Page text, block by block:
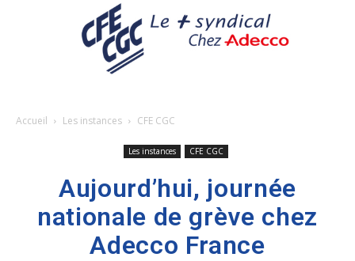
Accueil Les instances CFE CGC
Les instances CFE CGC
Aujourd’hui, journée
nationale de grève chez
Adecco France